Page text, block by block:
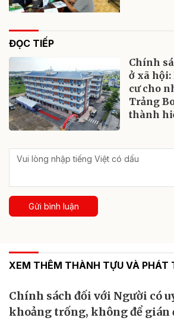
ĐỌC TIẾP
Chính
ở xã hội:
cư cho
Trảng
thành
Gửi bình luận
XEM THÊM THÀNH TỰU VÀ PHÁT
Chính sách đối với Người có
khoảng trống, không để gián